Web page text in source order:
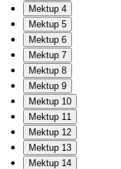
Mektup 4
Mektup 5
Mektup 6
Mektup 7
Mektup 8
Mektup 9
Mektup 10
Mektup 11
Mektup 12
Mektup 13
Mektup 14